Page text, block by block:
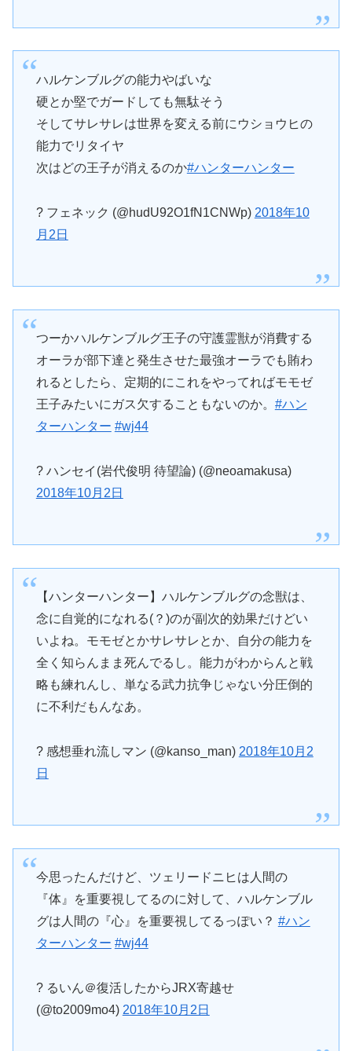
ハルケンブルグの能力やばいな
硬とか堅でガードしても無駄そう
そしてサレサレは世界を変える前にウショウヒの
能力でリタイヤ
次はどの王子が消えるのか#ハンターハンター
? フェネック (@hudU92O1fN1CNWp) 2018年10
月2日
つーかハルケンブルグ王子の守護霊獣が消費する
オーラが部下達と発生させた最強オーラでも賄わ
れるとしたら、定期的にこれをやってればモモゼ
王子みたいにガス欠することもないのか。 #ハン
ターハンター #wj44
? ハンセイ(岩代俊明 待望論) (@neoamakusa)
2018年10月2日
【ハンターハンター】ハルケンブルグの念獣は、
念に自覚的になれる(？)のが副次的効果だけどい
いよね。モモゼとかサレサレとか、自分の能力を
全く知らんまま死んでるし。能力がわからんと戦
略も練れんし、単なる武力抗争じゃない分圧倒的
に不利だもんなあ。
? 感想垂れ流しマン (@kanso_man) 2018年10月2
日
今思ったんだけど、ツェリードニヒは人間の
『体』を重要視してるのに対して、ハルケンブル
グは人間の『心』を重要視してるっぽい？ #ハン
ターハンター #wj44
? るいん＠復活したからJRX寄越せ
(@to2009mo4) 2018年10月2日